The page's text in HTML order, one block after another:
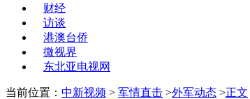
财经
访谈
港澳台侨
微视界
东北亚电视网
当前位置： 中新视频 > 军情直击 >外军动态 >正文